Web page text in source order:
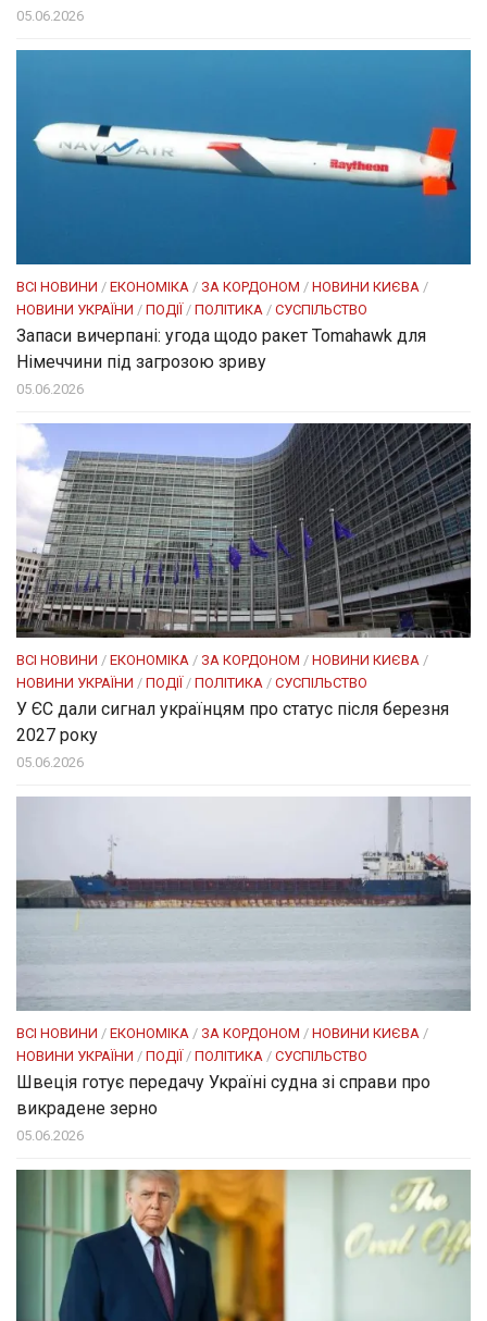
05.06.2026
ВСІ НОВИНИ / ЕКОНОМІКА / ЗА КОРДОНОМ / НОВИНИ КИЄВА /
НОВИНИ УКРАЇНИ / ПОДІЇ/ ПОЛІТИКА / СУСПІЛЬСТВО
Запаси вичерпані: угода щодо ракет Tomahawk для
Німеччини під загрозою зриву
05.06.2026
ВСІ НОВИНИ / ЕКОНОМІКА / ЗА КОРДОНОМ / НОВИНИ КИЄВА /
НОВИНИ УКРАЇНИ / ПОДІЇ/ ПОЛІТИКА / СУСПІЛЬСТВО
У ЄС дали сигнал українцям про статус після березня
2027 року
05.06.2026
ВСІ НОВИНИ / ЕКОНОМІКА / ЗА КОРДОНОМ / НОВИНИ КИЄВА /
НОВИНИ УКРАЇНИ / ПОДІЇ/ ПОЛІТИКА / СУСПІЛЬСТВО
Швеція готує передачу Україні судна зі справи про
викрадене зерно
05.06.2026